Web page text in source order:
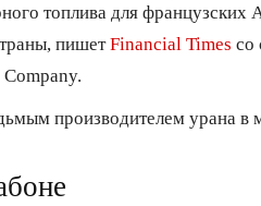
топлива для
пишетFinancial Times со
производителем урана в